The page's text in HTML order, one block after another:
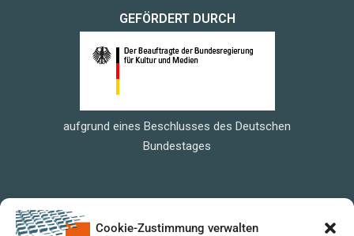
Cookie-Zustimmung verwalten
GEFÖRDERT DURCH
aufgrund eines Beschlusses des Deutschen
Bundestages